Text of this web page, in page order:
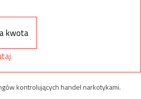
kwota
kontrolujących handel narkotykami.